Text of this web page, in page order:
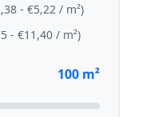
- €5,22 / m²)
- €11,40 / m²)
100 m²